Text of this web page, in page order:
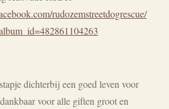
rudozemstreetdogrescue/
dichterbij een goed leven voor
voor alle giften groot en